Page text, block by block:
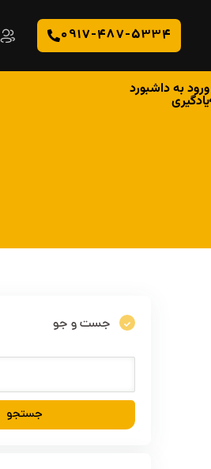
0917-487-5334
ورود به داشبورد
یادگیری
جست و جو